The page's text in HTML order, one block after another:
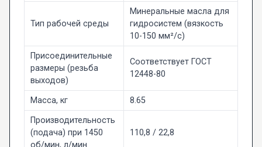
Тип рабочей среды
Минеральные масла для
гидросистем (вязкость
10-150 мм²/с)
Присоединительные
размеры (резьба
выходов)
Соответствует ГОСТ
12448-80
Масса, кг
8.65
Производительность
(подача) при 1450
110,8 / 22,8